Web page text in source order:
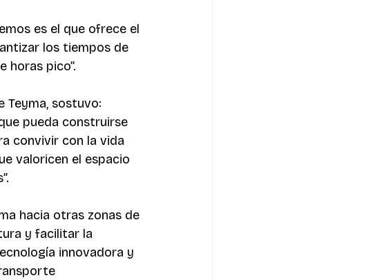
es el que ofrece el
los tiempos de
horas pico”.
Teyma, sostuvo:
pueda construirse
convivir con la vida
valoricen el espacio
hacia otras zonas de
y facilitar la
innovadora y